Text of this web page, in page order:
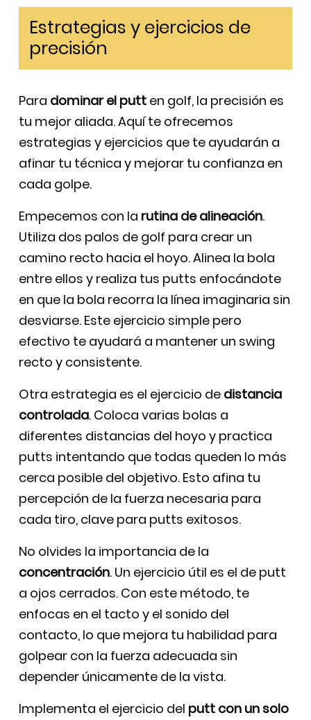
Estrategias y ejercicios de
precisión
Para dominar el putt en golf, la precisión es
tu mejor aliada. Aquí te ofrecemos
estrategias y ejercicios que te ayudarán a
afinar tu técnica y mejorar tu confianza en
cada golpe.
Empecemos con la rutina de alineación.
Utiliza dos palos de golf para crear un
camino recto hacia el hoyo. Alinea la bola
entre ellos y realiza tus putts enfocándote
en que la bola recorra la línea imaginaria sin
desviarse. Este ejercicio simple pero
efectivo te ayudará a mantener un swing
recto y consistente.
Otra estrategia es el ejercicio de distancia
controlada. Coloca varias bolas a
diferentes distancias del hoyo y practica
putts intentando que todas queden lo más
cerca posible del objetivo. Esto afina tu
percepción de la fuerza necesaria para
cada tiro, clave para putts exitosos.
No olvides la importancia de la
concentración. Un ejercicio útil es el de putt
a ojos cerrados. Con este método, te
enfocas en el tacto y el sonido del
contacto, lo que mejora tu habilidad para
golpear con la fuerza adecuada sin
depender únicamente de la vista.
Implementa el ejercicio del putt con un solo